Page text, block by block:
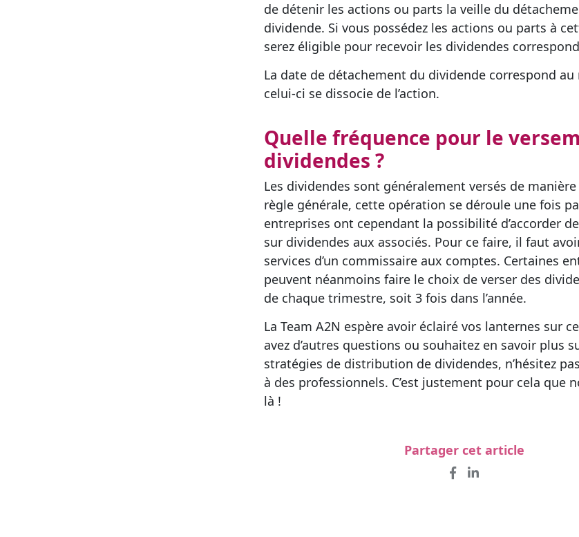
de détenir les actions ou parts la veille du
dividende. Si vous possédez les actions ou parts à
serez éligible pour recevoir les dividendes
La date de détachement du dividende correspond
celui-ci se dissocie de l’action.
Quelle fréquence pour le
dividendes ?
Les dividendes sont généralement versés de
règle générale, cette opération se déroule une fois
entreprises ont cependant la possibilité d’accorder
sur dividendes aux associés. Pour ce faire, il faut
services d’un commissaire aux comptes. Certaines
peuvent néanmoins faire le choix de verser des
de chaque trimestre, soit 3 fois dans l’année.
La Team A2N espère avoir éclairé vos lanternes sur
avez d’autres questions ou souhaitez en savoir plus
stratégies de distribution de dividendes, n’hésitez
à des professionnels. C’est justement pour cela que
là !
Partager cet article